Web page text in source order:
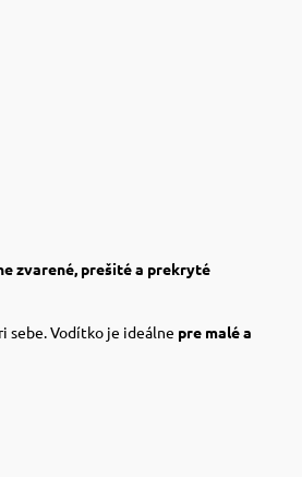
zvarené, prešité a prekryté
sebe. Vodítko je ideálne pre malé a